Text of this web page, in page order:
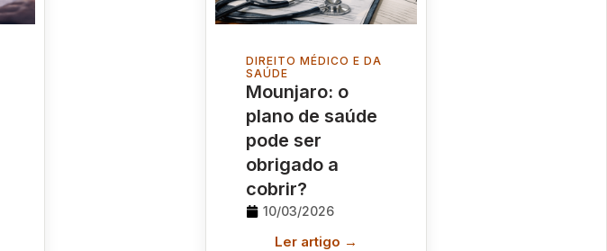
DIREITO MÉDICO E DA
SAÚDE
Mounjaro: o
plano de saúde
pode ser
obrigado a
cobrir?
10/03/2026
Ler artigo →